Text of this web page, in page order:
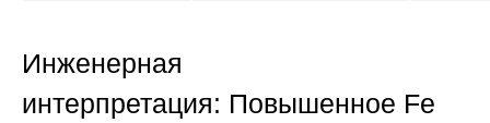
Инженерная
интерпретация: Повышенное Fe